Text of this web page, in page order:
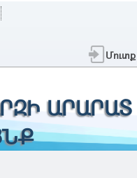
Մուտք
ԱՐԱՐԱՏ